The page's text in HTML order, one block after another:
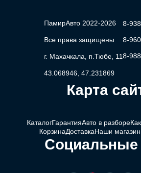
ПамирАвто 2022-2026
Все права защищены
г. Махачкала, п.Тюбе, 11
43.068946, 47.231869
8-
8-
8-
Карта
КаталогГарантияАвто в разборе
КорзинаДоставкаНаши
Социальные